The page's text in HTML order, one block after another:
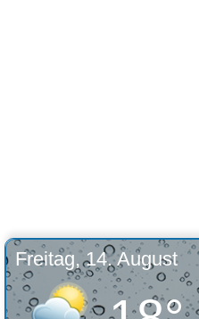
Freitag, 14. August